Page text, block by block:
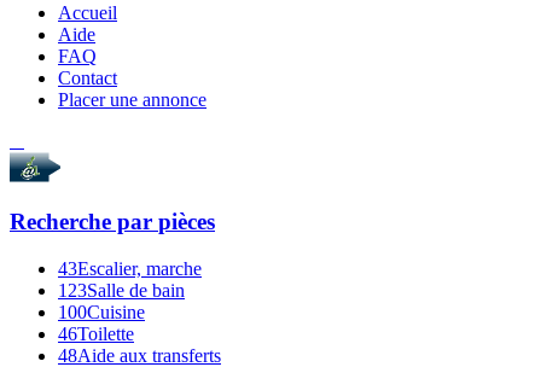
Accueil
Aide
FAQ
Contact
Placer une annonce
Recherche par pièces
43Escalier, marche
123Salle de bain
100Cuisine
46Toilette
48Aide aux transferts